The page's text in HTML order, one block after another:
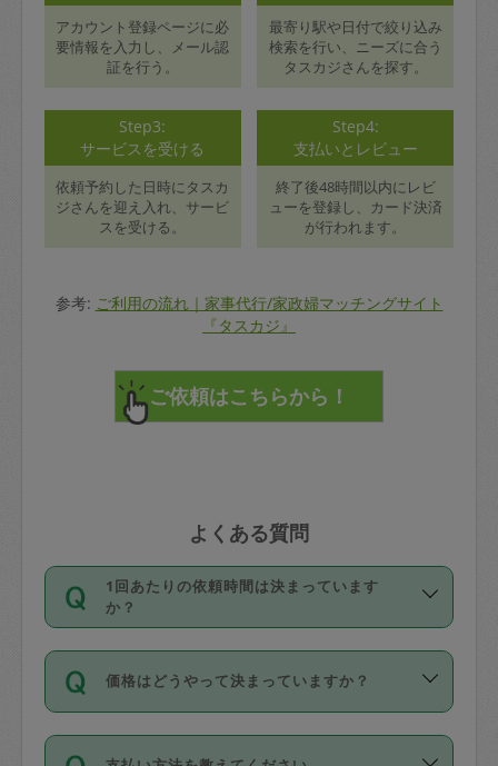
アカウント登録ページに必
要情報を入力し、メール認
証を行う。
最寄り駅や日付で絞り込み
検索を行い、ニーズに合う
タスカジさんを探す。
Step3:
サービスを受ける
依頼予約した日時にタスカ
ジさんを迎え入れ、サービ
スを受ける。
Step4:
支払いとレビュー
終了後48時間以内にレビ
ューを登録し、カード決済
が行われます。
参考: ご利用の流れ｜家事代行/家政婦マッチングサイト
『タスカジ』
よくある質問
1回あたりの依頼時間は決まっています
か？
依頼1回につき3時間固定です。3時間を
超えて依頼したい場合は、延長機能をご
利用ください。機能をご利用いただくに
価格はどうやって決まっていますか？
11種類の価格帯の中からタスカジさん自